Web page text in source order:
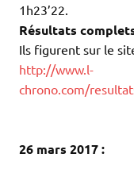
1h23’22.
Résultats
Ils figurent sur le
http://www.l-
chrono.com/
26 mars 2017 :